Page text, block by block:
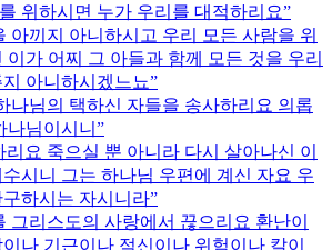
위하시면 누가 우리를 대적하리요
아끼지 아니하시고 우리 모든 사람을 위
이가 어찌 그 아들과 함께 모든 것을 우리
아니하시겠느뇨
나님의 택하신 자들을 송사하리요 의롭
나님이시니
리요 죽으실 뿐 아니라 다시 살아나신 이
시니 그는 하나님 우편에 계신 자요 우
하시는 자시니라
그리스도의 사랑에서 끊으리요 환난이
나 기근이나 적신이나 위험이나 칼이